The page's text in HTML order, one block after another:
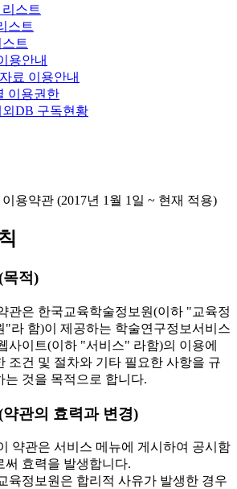
스트
스트
트
용안내
료 이용안내
이용권한
DB 구독현황
용약관 (2017년 1월 1일 ~ 현재 적용)
목적)
관은 한국교육학술정보원(이하 "교육정
"라 함)이 제공하는 학술연구정보서비스
사이트(이하 "서비스" 라함)의 이용에
조건 및 절차와 기타 필요한 사항을 규
는 것을 목적으로 합니다.
약관의 효력과 변경)
약관은 서비스 메뉴에 게시하여 공시함
써 효력을 발생합니다.
육정보원은 합리적 사유가 발생한 경우